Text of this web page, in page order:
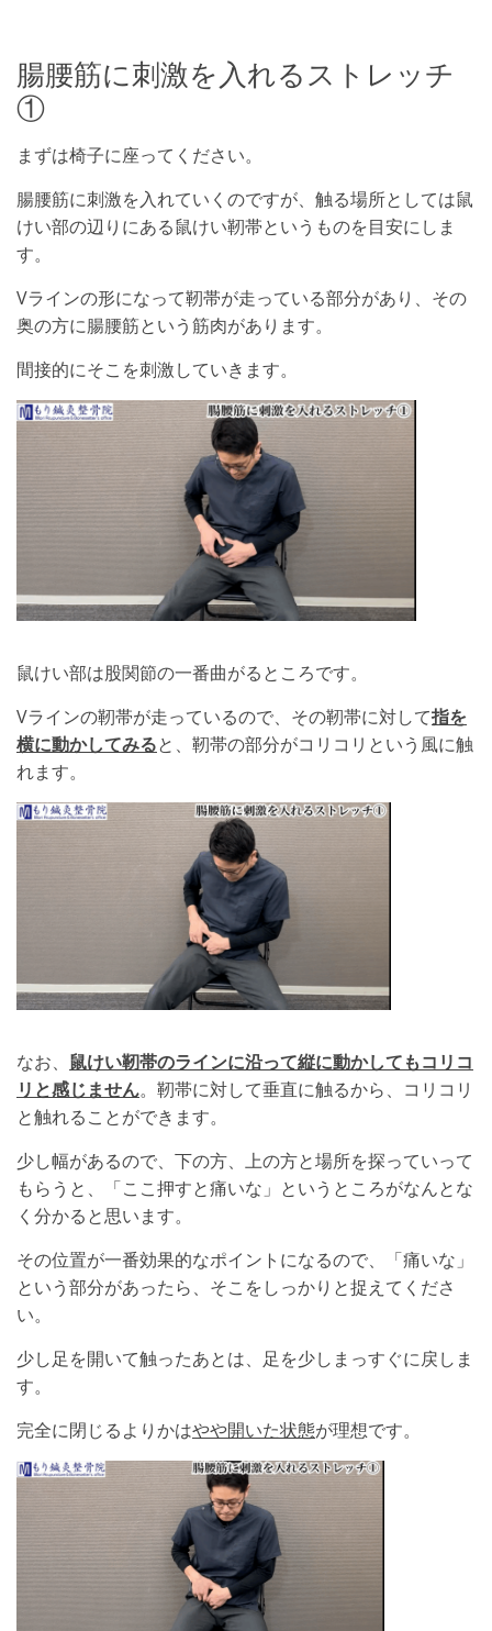
腸腰筋に刺激を入れるストレッチ
①
まずは椅子に座ってください。
腸腰筋に刺激を入れていくのですが、触る場所としては鼠
けい部の辺りにある鼠けい靭帯というものを目安にしま
す。
Vラインの形になって靭帯が走っている部分があり、その
奥の方に腸腰筋という筋肉があります。
間接的にそこを刺激していきます。
鼠けい部は股関節の一番曲がるところです。
Vラインの靭帯が走っているので、その靭帯に対して指を
横に動かしてみると、靭帯の部分がコリコリという風に触
れます。
なお、 鼠けい靭帯のラインに沿って縦に動かしてもコリコ
リと感じません。靭帯に対して垂直に触るから、コリコリ
と触れることができます。
少し幅があるので、下の方、上の方と場所を探っていって
もらうと、「ここ押すと痛いな」というところがなんとな
く分かると思います。
その位置が一番効果的なポイントになるので、「痛いな」
という部分があったら、そこをしっかりと捉えてくださ
い。
少し足を開いて触ったあとは、足を少しまっすぐに戻しま
す。
完全に閉じるよりかはやや開いた状態が理想です。